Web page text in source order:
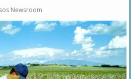
Newsroom